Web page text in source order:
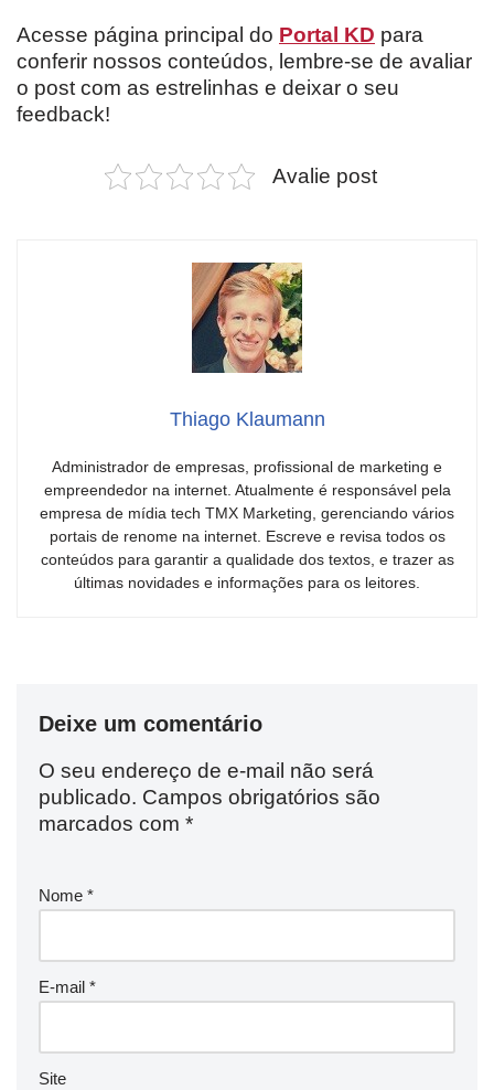
Acesse página principal do Portal KD para
conferir nossos conteúdos, lembre-se de avaliar
o post com as estrelinhas e deixar o seu
feedback!
Avalie post
Thiago Klaumann
Administrador de empresas, profissional de marketing e
empreendedor na internet. Atualmente é responsável pela
empresa de mídia tech TMX Marketing, gerenciando vários
portais de renome na internet. Escreve e revisa todos os
conteúdos para garantir a qualidade dos textos, e trazer as
últimas novidades e informações para os leitores.
Deixe um comentário
O seu endereço de e-mail não será
publicado. Campos obrigatórios são
marcados com *
Nome *
E-mail *
Site